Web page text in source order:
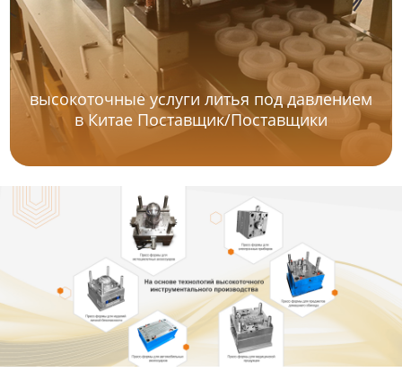
высокоточные услуги литья под давлением
в Китае Поставщик/Поставщики